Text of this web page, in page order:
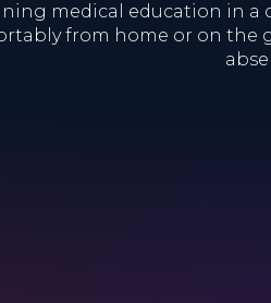
medical education in a
from home or on the